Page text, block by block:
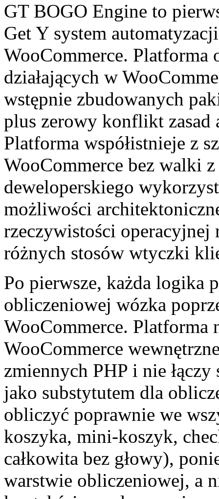
GT BOGO Engine to
Get Y system
WooCommerce. Platforma
działających w
wstępnie zbudowanych
plus zerowy konflikt zasad
Platforma współistnieje z
WooCommerce bez walki
deweloperskiego
możliwości
rzeczywistości
różnych stosów wtyczki
Po pierwsze, każda logika
obliczeniowej wózka
WooCommerce. Platforma
WooCommerce
zmiennych PHP i nie
jako substytutem dla
obliczyć poprawnie we
koszyka, mini-koszyk,
całkowita bez głowy),
warstwie obliczeniowej, a